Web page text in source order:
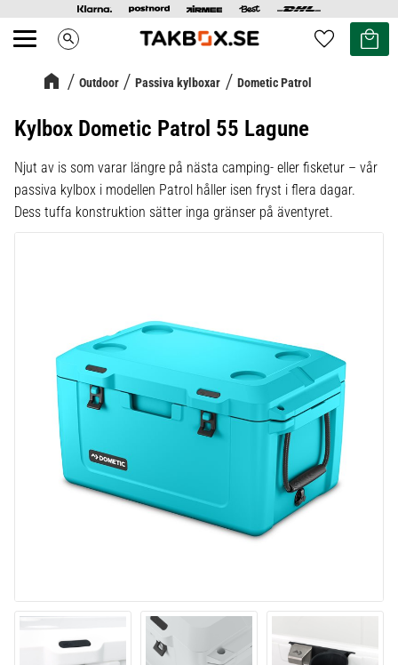
Meny search Favoriter
Kundvagn
Outdoor Passiva kylboxar Dometic Patrol
Kylbox Dometic Patrol 55 Lagune
Njut av is som varar längre på nästa camping- eller fisketur – vår
passiva kylbox i modellen Patrol håller isen fryst i flera dagar.
Dess tuffa konstruktion sätter inga gränser på äventyret.